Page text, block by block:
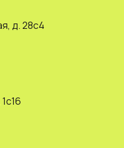
д. 28с4